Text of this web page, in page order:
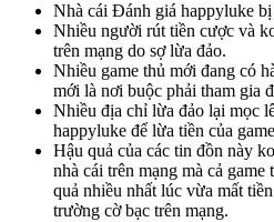
Nhà cái Đánh giá happyluke
Nhiều người rút tiền cược và
trên mạng do sợ lừa đảo.
Nhiều game thủ mới đang có
mới là nơi buộc phải tham gia
Nhiều địa chỉ lừa đảo lại mọc
happyluke để lừa tiền của
Hậu quả của các tin đồn này
nhà cái trên mạng mà cả
quả nhiều nhất lúc vừa mất
trường cờ bạc trên mạng.